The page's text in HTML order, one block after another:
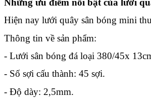
Những ưu điểm nổi bật của lưới
Hiện nay lưới quây sân bóng mini
Thông tin về sản phẩm:
- Lưới sân bóng đá loại 380/45x
- Số sợi cấu thành: 45 sợi.
- Độ dày: 2,5mm.